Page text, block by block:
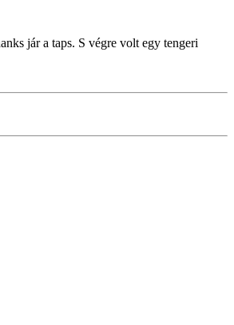
jár a taps. S végre volt egy tengeri